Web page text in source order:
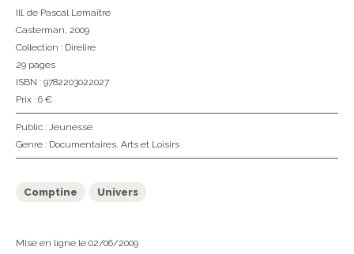
Ill. de Pascal Lemaître
Casterman, 2009
Collection : Direlire
29 pages
ISBN : 9782203022027
Prix : 6 €
Public : Jeunesse
Genre : Documentaires, Arts et Loisirs
Comptine Univers
Mise en ligne le 02/06/2009